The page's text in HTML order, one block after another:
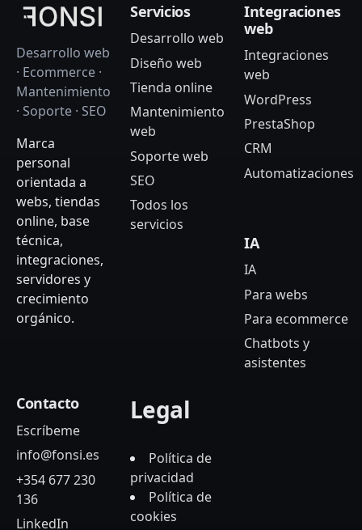
Desarrollo web
· Ecommerce ·
Mantenimiento
· Soporte · SEO
Marca
personal
orientada a
webs, tiendas
online, base
técnica,
integraciones,
servidores y
crecimiento
orgánico.
Servicios
Desarrollo web
Diseño web
Tienda online
Mantenimiento
web
Soporte web
SEO
Todos los
servicios
Integraciones
web
Integraciones
web
WordPress
PrestaShop
CRM
Automatizaciones
IA
IA
Para webs
Para ecommerce
Chatbots y
asistentes
Contacto
Escríbeme
info@fonsi.es
+354 677 230
136
LinkedIn
Legal
Política de
privacidad
Política de
cookies